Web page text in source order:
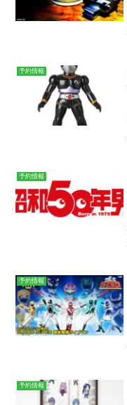
予約情報
予約情報
予約情報
予約情報